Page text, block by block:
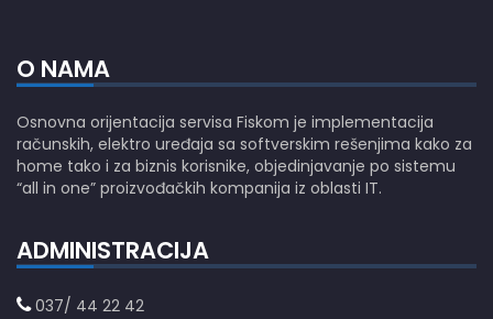
O NAMA
Osnovna orijentacija servisa Fiskom je implementacija
računskih, elektro uređaja sa softverskim rešenjima kako za
home tako i za biznis korisnike, objedinjavanje po sistemu
“all in one” proizvođačkih kompanija iz oblasti IT.
ADMINISTRACIJA
037/ 44 22 42